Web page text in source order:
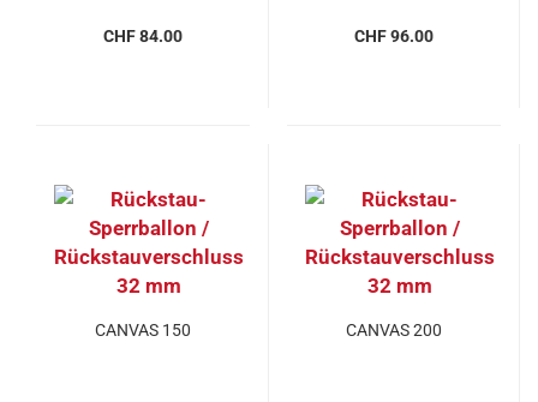
CHF 84.00 CHF 96.00
CANVAS 150 CANVAS 200